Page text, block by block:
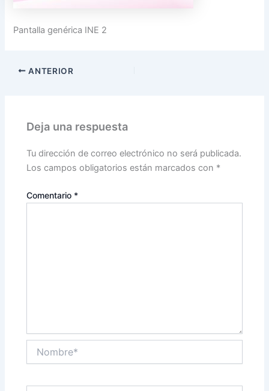
Pantalla genérica INE 2
ANTERIOR
Deja una respuesta
Tu dirección de correo electrónico no será publicada.
Los campos obligatorios están marcados con *
Comentario *